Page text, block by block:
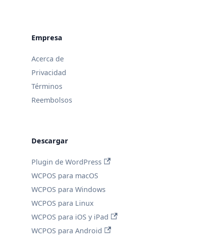
Empresa
Acerca de
Privacidad
Términos
Reembolsos
Descargar
Plugin de WordPress
WCPOS para macOS
WCPOS para Windows
WCPOS para Linux
WCPOS para iOS y iPad
WCPOS para Android